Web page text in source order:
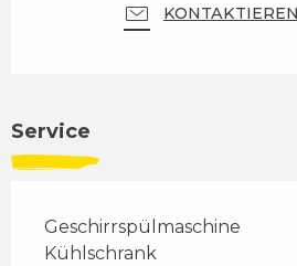
Service
Geschirrspülmaschine
Kühlschrank